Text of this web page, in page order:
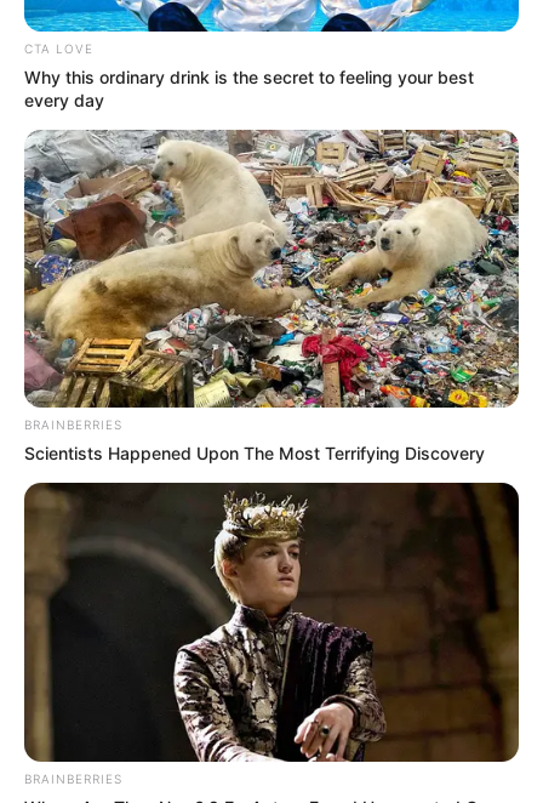
CTA LOVE
Why this ordinary drink is the secret to feeling your best
every day
BRAINBERRIES
Scientists Happened Upon The Most Terrifying Discovery
BRAINBERRIES